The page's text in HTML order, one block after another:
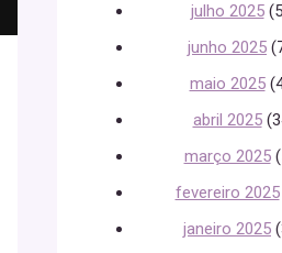
julho 2025
junho 2025
maio 2025
abril 2025
março 2025
fevereiro 2025
janeiro 2025